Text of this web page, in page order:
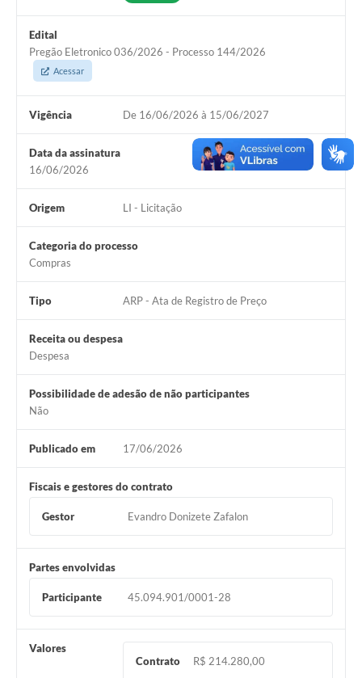
Edital
Pregão Eletronico 036/2026 - Processo 144/2026
Acessar
Vigência De 16/06/2026 à 15/06/2027
Data da assinatura
16/06/2026
Origem LI - Licitação
Categoria do processo
Compras
Tipo ARP - Ata de Registro de Preço
Receita ou despesa
Despesa
Possibilidade de adesão de não participantes
Não
Publicado em 17/06/2026
Fiscais e gestores do contrato
Gestor Evandro Donizete Zafalon
Partes envolvidas
Participante 45.094.901/0001-28
Valores
Contrato
R$ 214.280,00